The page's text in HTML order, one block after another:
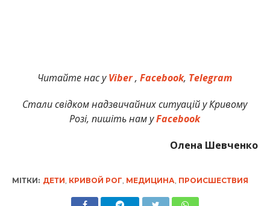
Читайте нас уViber,Facebook, Telegram
Стали свідком надзвичайних ситуацій у Кривому
Розі, пишіть нам уFacebook
Олена Шевченко
МІТКИ: ДЕТИ КРИВОЙ РОГ МЕДИЦИНА ПРОИСШЕСТВИЯ